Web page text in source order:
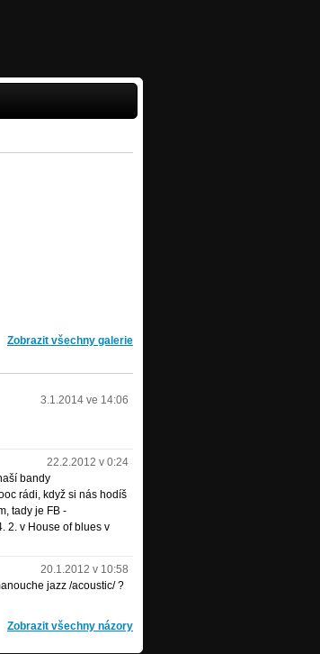
Zobrazit všechny galerie
3.1.2014 ve 14:06
22.2.2012 v 0:24
bandy
rádi, když si nás hodíš
tady je FB -
2. v House of blues v
20.1.2012 v 10:58
jazz /acoustic/ ?
Zobrazit všechny názory